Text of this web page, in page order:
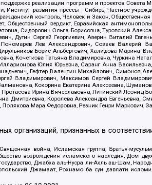
реализации программ и проектов Совета
развития прессы - Сибирь, Частное
контроль, Человек и Закон,
вердикт, Евразийская
Сидорович Ольга Борисовна, Туровский
Дугин Сергей Георгиевич, Аверин Виталий
Лев Александрович, Созаев Валерий
Борис Альбертович, Халидова Марина
Кочеткова Татьяна Владимировна, Чуркина
Юлия Юрьевна, Саранг Анна
Гефтер Валентин Михайлович, Симонов
Владимирович, Максимов Сергей
Кокорина Екатерина Алексеевна,
Ирина Вячеславовна, Литинский Леонид
Дмитриевна, Королева Александра Евгеньевна,
Мара Федоровна, Резник Генри Маркович,
организаций, признанных в
война, Исламская группа, Братья-
возрождения исламского наследия, Дом
Джабха аль-Нусра ли-Ахль аш-Шам,
Джамаат, Рохнамо ба суи давлати исломи,